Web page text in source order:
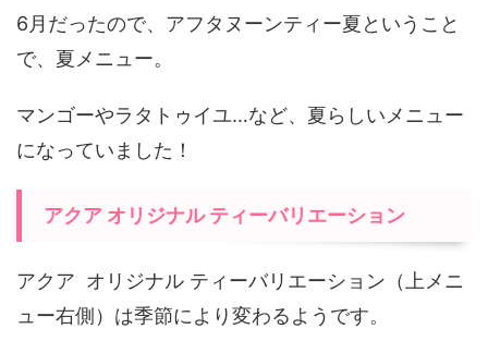
6月だったので、アフタヌーンティー夏ということ
で、夏メニュー。
マンゴーやラタトゥイユ…など、夏らしいメニュー
になっていました！
アクア オリジナル ティーバリエーション
アクア オリジナル ティーバリエーション（上メニ
ュー右側）は季節により変わるようです。